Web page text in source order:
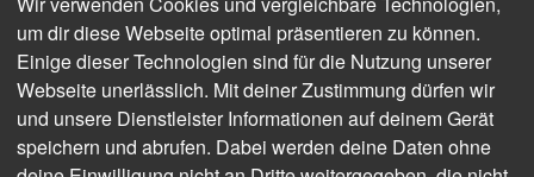
um dir diese Webseite optimal präsentieren zu können.
Einige dieser Technologien sind für die Nutzung unserer
Webseite unerlässlich. Mit deiner Zustimmung dürfen wir
und unsere Dienstleister Informationen auf deinem Gerät
speichern und abrufen. Dabei werden deine Daten ohne